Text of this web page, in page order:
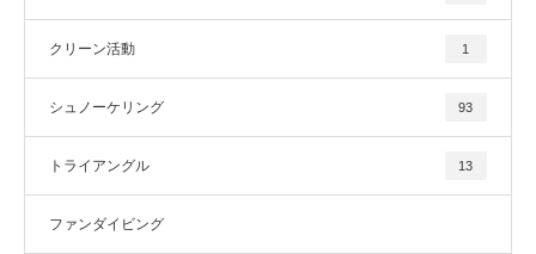
クリーン活動 1
シュノーケリング 93
トライアングル 13
ファンダイビング